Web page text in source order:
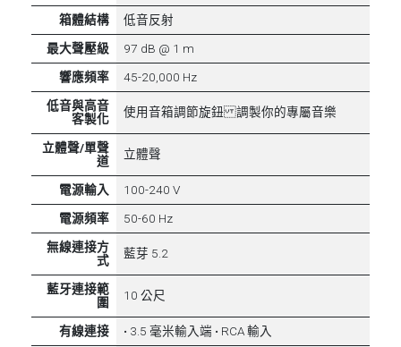
箱體結構
低音反射
最大聲壓級
97 dB @ 1 m
響應頻率
45-20,000 Hz
低音與高音
客製化
使用音箱調節旋鈕 調製你的專屬音樂
立體聲/單聲
道
立體聲
電源輸入
100-240 V
電源頻率
50-60 Hz
無線連接方
式
藍芽 5.2
藍牙連接範
圍
10 公尺
有線連接 • 3.5 毫米輸入端 • RCA 輸入